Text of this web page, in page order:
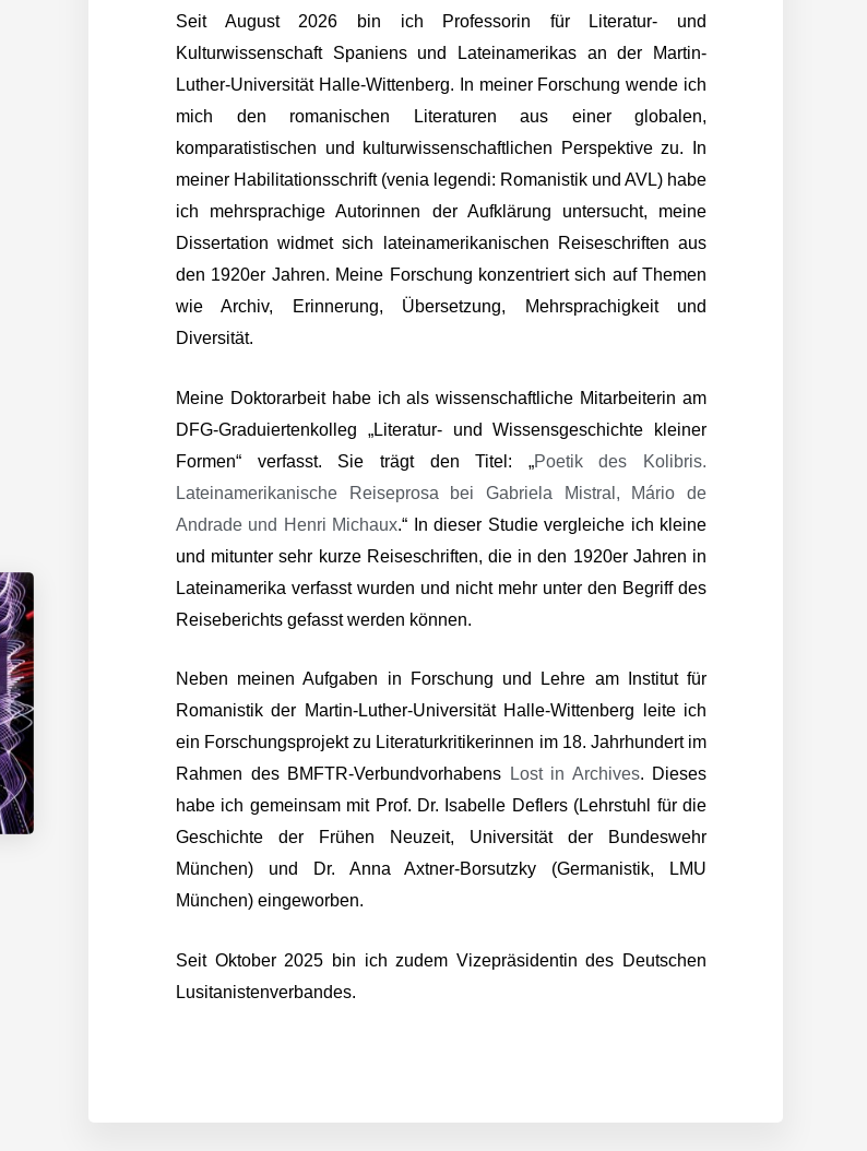
Seit August 2026 bin ich Professorin für Literatur- und
Kulturwissenschaft Spaniens und Lateinamerikas an der Martin-
Luther-Universität Halle-Wittenberg. In meiner Forschung wende ich
mich den romanischen Literaturen aus einer globalen,
komparatistischen und kulturwissenschaftlichen Perspektive zu. In
meiner Habilitationsschrift (venia legendi: Romanistik und AVL) habe
ich mehrsprachige Autorinnen der Aufklärung untersucht, meine
Dissertation widmet sich lateinamerikanischen Reiseschriften aus
den 1920er Jahren. Meine Forschung konzentriert sich auf Themen
wie Archiv, Erinnerung, Übersetzung, Mehrsprachigkeit und
Diversität.
Meine Doktorarbeit habe ich als wissenschaftliche Mitarbeiterin am
DFG-Graduiertenkolleg „Literatur- und Wissensgeschichte kleiner
Formen“ verfasst. Sie trägt den Titel: „Poetik des Kolibris.
Lateinamerikanische Reiseprosa bei Gabriela Mistral, Mário de
Andrade und Henri Michaux.“ In dieser Studie vergleiche ich kleine
und mitunter sehr kurze Reiseschriften, die in den 1920er Jahren in
Lateinamerika verfasst wurden und nicht mehr unter den Begriff des
Reiseberichts gefasst werden können.
Neben meinen Aufgaben in Forschung und Lehre am Institut für
Romanistik der Martin-Luther-Universität Halle-Wittenberg leite ich
ein Forschungsprojekt zu Literaturkritikerinnen im 18. Jahrhundert im
Rahmen des BMFTR-Verbundvorhabens
Lost in Archives. Dieses
habe ich gemeinsam mit Prof. Dr. Isabelle Deflers (Lehrstuhl für die
Geschichte der Frühen Neuzeit, Universität der Bundeswehr
München) und Dr. Anna Axtner-Borsutzky (Germanistik, LMU
München) eingeworben.
Seit Oktober 2025 bin ich zudem Vizepräsidentin des Deutschen
Lusitanistenverbandes.